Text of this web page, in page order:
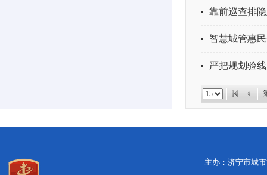
靠前巡查排
智慧城管惠
严把规划验
主办：济宁市城